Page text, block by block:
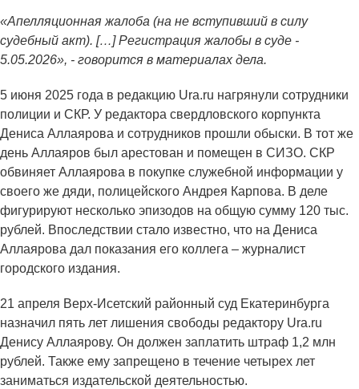
«Апелляционная жалоба (на не вступивший в силу
судебный акт). […] Регистрация жалобы в суде -
5.05.2026», - говорится в материалах дела.
5 июня 2025 года в редакцию Ura.ru нагрянули сотрудники
полиции и СКР. У редактора свердловского корпункта
Дениса Аллаярова и сотрудников прошли обыски. В тот же
день Аллаяров был арестован и помещен в СИЗО. СКР
обвиняет Аллаярова в покупке служебной информации у
своего же дяди, полицейского Андрея Карпова. В деле
фигурируют несколько эпизодов на общую сумму 120 тыс.
рублей. Впоследствии стало известно, что на Дениса
Аллаярова дал показания его коллега – журналист
городского издания.
21 апреля Верх-Исетский районный суд Екатеринбурга
назначил пять лет лишения свободы редактору Ura.ru
Денису Аллаярову. Он должен заплатить штраф 1,2 млн
рублей. Также ему запрещено в течение четырех лет
заниматься издательской деятельностью.